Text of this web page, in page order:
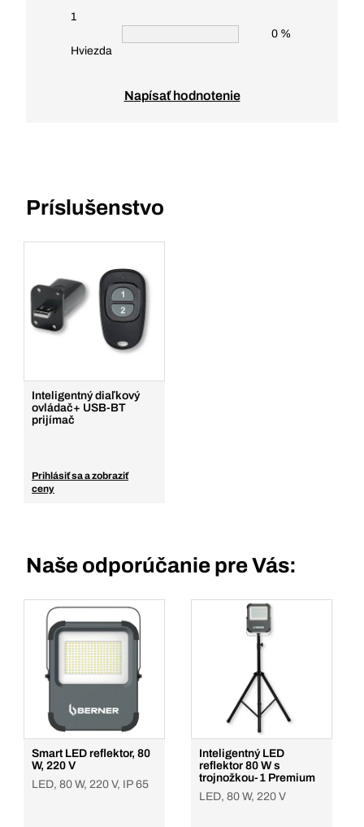
1
Hviezda
0 %
Napísať hodnotenie
Príslušenstvo
Inteligentný diaľkový
ovládač+ USB-BT
prijímač
Prihlásiť sa a zobraziť
ceny
Naše odporúčanie pre Vás:
Smart LED reflektor, 80
W, 220 V
LED, 80 W, 220 V, IP 65
Inteligentný LED
reflektor 80 W s
trojnožkou-1 Premium
LED, 80 W, 220 V